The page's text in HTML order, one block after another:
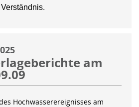
am
Hochwasserereignisses am